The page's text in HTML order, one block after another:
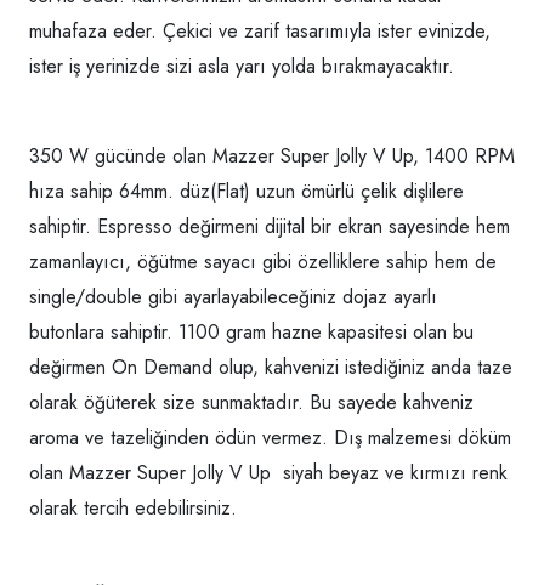
muhafaza eder. Çekici ve zarif tasarımıyla ister evinizde,
ister iş yerinizde sizi asla yarı yolda bırakmayacaktır.
350 W gücünde olan Mazzer Super Jolly V Up, 1400 RPM
hıza sahip 64mm. düz(Flat) uzun ömürlü çelik dişlilere
sahiptir. Espresso değirmeni dijital bir ekran sayesinde hem
zamanlayıcı, öğütme sayacı gibi özelliklere sahip hem de
single/double gibi ayarlayabileceğiniz dojaz ayarlı
butonlara sahiptir. 1100 gram hazne kapasitesi olan bu
değirmen On Demand olup, kahvenizi istediğiniz anda taze
olarak öğüterek size sunmaktadır. Bu sayede kahveniz
aroma ve tazeliğinden ödün vermez. Dış malzemesi döküm
olan Mazzer Super Jolly V Up siyah beyaz ve kırmızı renk
olarak tercih edebilirsiniz.